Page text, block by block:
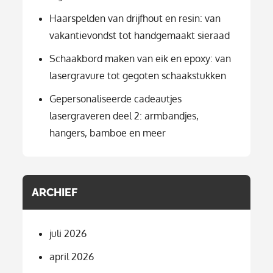
Haarspelden van drijfhout en resin: van
vakantievondst tot handgemaakt sieraad
Schaakbord maken van eik en epoxy: van
lasergravure tot gegoten schaakstukken
Gepersonaliseerde cadeautjes
lasergraveren deel 2: armbandjes,
hangers, bamboe en meer
ARCHIEF
juli 2026
april 2026